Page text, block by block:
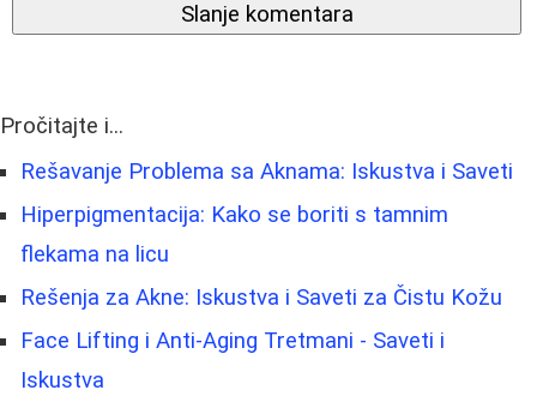
Slanje komentara
Pročitajte i...
Rešavanje Problema sa Aknama: Iskustva i Saveti
Hiperpigmentacija: Kako se boriti s tamnim
flekama na licu
Rešenja za Akne: Iskustva i Saveti za Čistu Kožu
Face Lifting i Anti-Aging Tretmani - Saveti i
Iskustva